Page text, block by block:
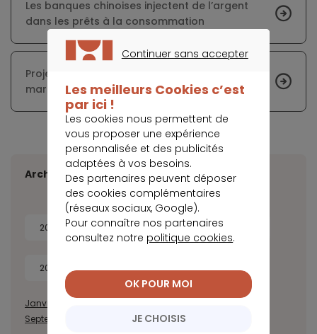
Les banques chinoises injectent de l’argent
dans les prêts à la consommation
Projet de loi pour limiter les arnaques sur le
marché de l’automobile d’occasion
Archives
2026 2025 2024
2022 2021 2020
Janvier
Septembre
Novembre Décembre
Continuer sans accepter
Les meilleurs Cookies c’est
par ici !
Les cookies nous permettent de
vous proposer une expérience
personnalisée et des publicités
adaptées à vos besoins.
Des partenaires peuvent déposer
des cookies complémentaires
(réseaux sociaux, Google).
Pour connaître nos partenaires
consultez notre politique cookies.
JE CHOISIS
OK POUR MOI